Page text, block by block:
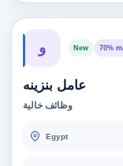
و New 70%
عامل بنزينه
وظائف خالية
Egypt